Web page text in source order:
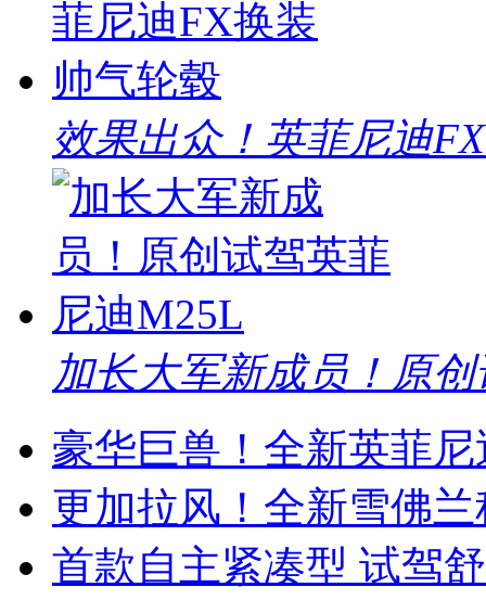
效果出众！英菲尼迪
加长大军新成员！原
豪华巨兽！全新英菲
更加拉风！全新雪佛
首款自主紧凑型 试驾